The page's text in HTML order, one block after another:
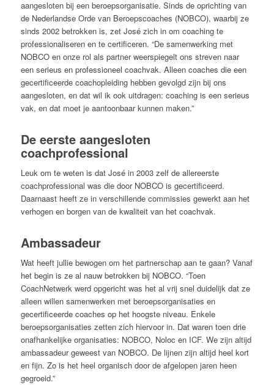
aangesloten bij een beroepsorganisatie. Sinds de oprichting van
de Nederlandse Orde van Beroepscoaches (NOBCO), waarbij ze
sinds 2002 betrokken is, zet José zich in om coaching te
professionaliseren en te certificeren. “De samenwerking met
NOBCO en onze rol als partner weerspiegelt ons streven naar
een serieus en professioneel coachvak. Alleen coaches die een
gecertificeerde coachopleiding hebben gevolgd zijn bij ons
aangesloten, en dat wil ik ook uitdragen: coaching is een serieus
vak, en dat moet je aantoonbaar kunnen maken.”
De eerste aangesloten
coachprofessional
Leuk om te weten is dat José in 2003 zelf de allereerste
coachprofessional was die door NOBCO is gecertificeerd.
Daarnaast heeft ze in verschillende commissies gewerkt aan het
verhogen en borgen van de kwaliteit van het coachvak.
Ambassadeur
Wat heeft jullie bewogen om het partnerschap aan te gaan? Vanaf
het begin is ze al nauw betrokken bij NOBCO. “Toen
CoachNetwerk werd opgericht was het al vrij snel duidelijk dat ze
alleen willen samenwerken met beroepsorganisaties en
gecertificeerde coaches op het hoogste niveau. Enkele
beroepsorganisaties zetten zich hiervoor in. Dat waren toen drie
onafhankelijke organisaties: NOBCO, Noloc en ICF. We zijn altijd
ambassadeur geweest van NOBCO. De lijnen zijn altijd heel kort
en fijn. Zo is het heel organisch door de afgelopen jaren heen
gegroeid.”